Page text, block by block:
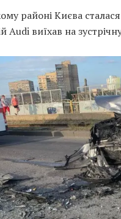
районі Києва
Audi виїхав на